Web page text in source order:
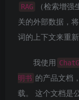
RAG
（检索增
关的外部数据，
词的上下文来重新
我使用
明书 的产品文档
载。 这个文档是